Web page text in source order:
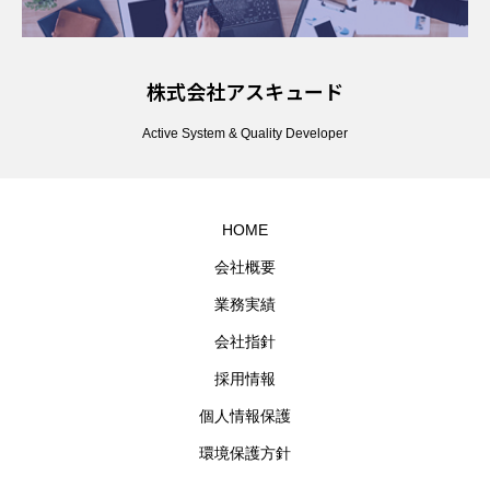
株式会社アスキュード
Active System & Quality Developer
HOME
会社概要
業務実績
会社指針
採用情報
個人情報保護
環境保護方針